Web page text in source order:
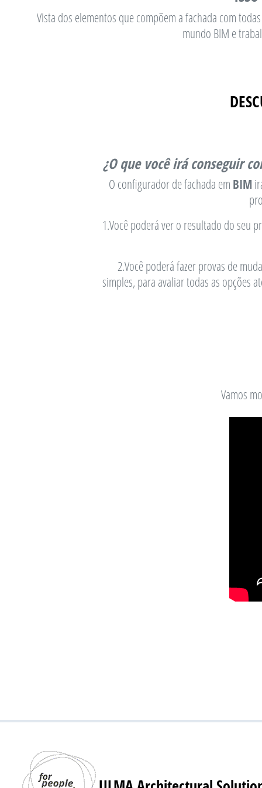
Vista dos elementos que compõem a fachada com
mundo BIM e
¿O que você irá conseguir
O configurador de fachada em BIM
1.Você poderá ver o resultado do seu
2.Você poderá fazer provas de
simples, para avaliar todas as opções
Vamos